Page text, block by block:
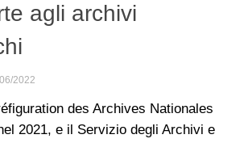
agli archivi
2022
des Archives Nationales
2021, e il Servizio degli Archivi e